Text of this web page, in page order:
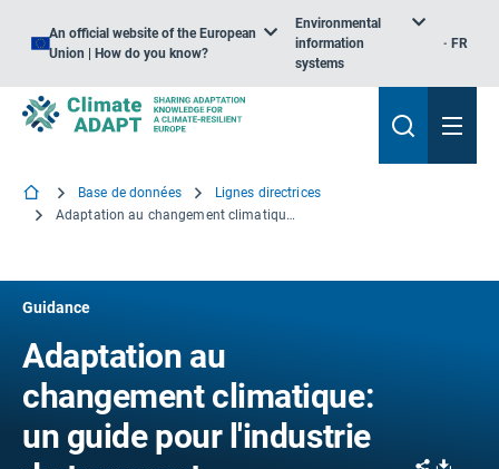
An official website of the European
Union | How do you know?
Environmental
information
systems
FR
Base de données
Lignes directrices
Adaptation au changement climatique: un guide pour l'industrie du transport
Guidance
Adaptation au
changement climatique:
un guide pour l'industrie
Share